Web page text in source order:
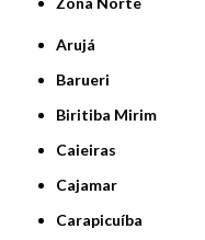
Arujá
Barueri
Biritiba Mirim
Caieiras
Cajamar
Carapicuíba